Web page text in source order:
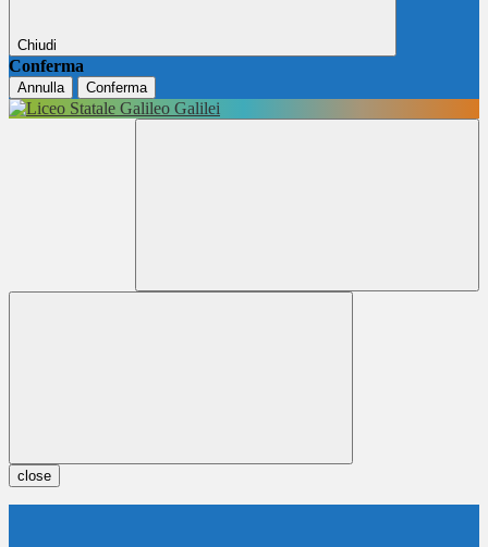
Chiudi
Conferma
Annulla Conferma
close